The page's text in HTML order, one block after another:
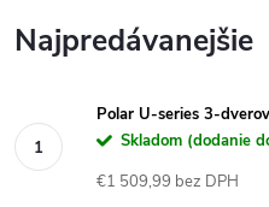
Najpredávanejšie
Polar U-series 3-
Skladom (dodanie
€1 509,99 bez DPH